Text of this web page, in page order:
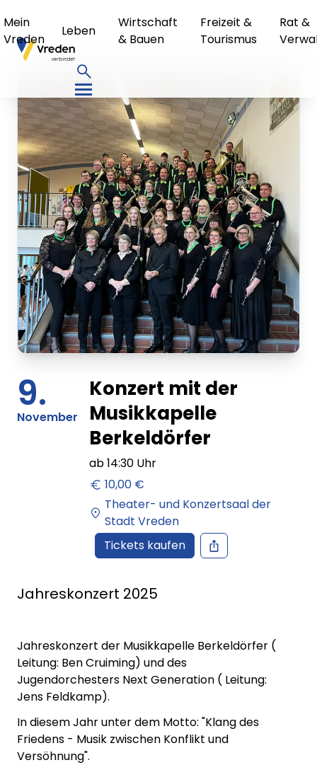
Mein
Vreden
Leben
Wirtschaft
& Bauen
Freizeit &
Tourismus
Rat &
9.
November
Konzert mit der
Musikkapelle
Berkeldörfer
ab14:30 Uhr
10,00 €
Theater- und Konzertsaal der
Stadt Vreden
Tickets kaufen
Jahreskonzert 2025
Jahreskonzert der Musikkapelle Berkeldörfer (
Leitung: Ben Cruiming) und des
Jugendorchesters Next Generation ( Leitung:
Jens Feldkamp).
In diesem Jahr unter dem Motto: "Klang des
Friedens - Musik zwischen Konflikt und
Versöhnung".